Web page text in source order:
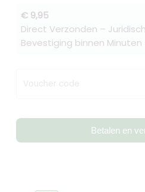
€ 9,95
Direct Verzonden –
Bevestiging binnen
Voucher code
Betalen en